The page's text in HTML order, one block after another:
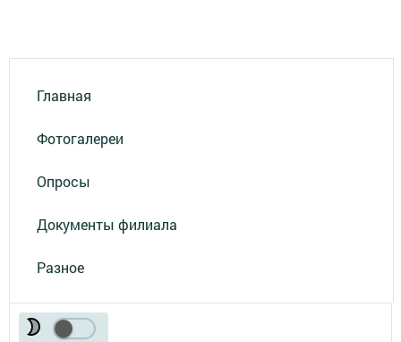
Главная
Фотогалереи
Опросы
Документы филиала
Разное